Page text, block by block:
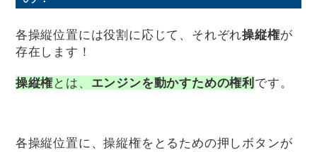
各操縦位置には役割に応じて、それぞれ操縦権が
存在します！
操縦権とは、 エンジンを動かすための権利 です。
各操縦位置に、操縦権をとるための押しボタンが